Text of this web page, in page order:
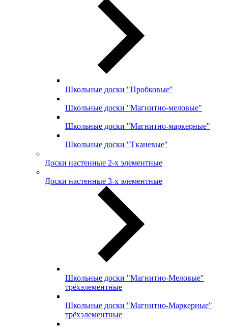
Школьные доски "Пробковые"
Школьные доски "Магнитно-меловые"
Школьные доски "Магнитно-маркерные"
Школьные доски "Тканевые"
Доски настенные 2-х элементные
Доски настенные 3-х элементные
Школьные доски "Магнитно-Меловые"
трёхэлементные
Школьные доски "Магнитно-Маркерные"
трёхэлементные